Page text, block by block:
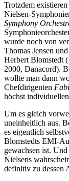
Trotzdem
Nielsen-
Symphony
wurde noch von
Thomas Jensen
Herbert Blomstedt
2000, Danacord).
wollte man dann
Chefdirigenten
höchst
Um es gleich
uneinheitlich aus.
es eigentlich
Blomstedts EMI-
gewachsen ist.
Nielsens
definitiv zu dessen